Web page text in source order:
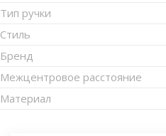
Тип ручки
Стиль
Бренд
Межцентровое расстояние
Материал